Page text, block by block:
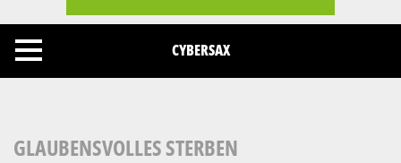
CYBERSAX
GLAUBENSVOLLES STERBEN